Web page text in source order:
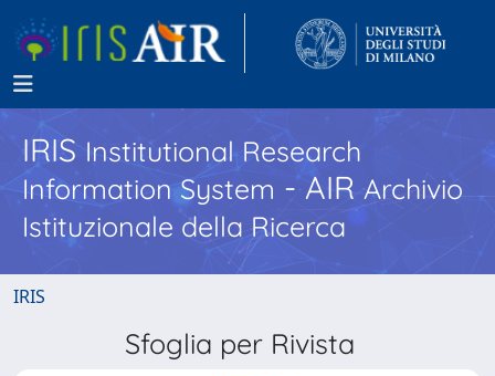
IRISInstitutional Research
Information System - AIR Archivio
Istituzionale della Ricerca
IRIS
Sfoglia per Rivista